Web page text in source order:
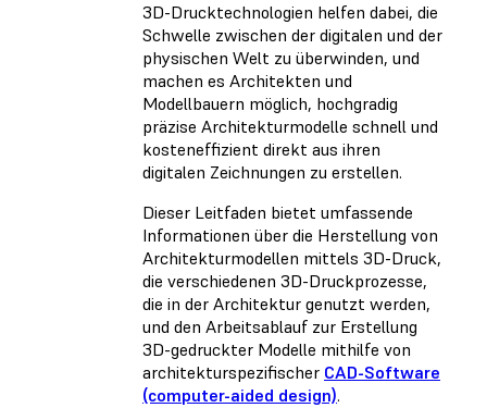
3D-Drucktechnologien helfen dabei, die
Schwelle zwischen der digitalen und der
physischen Welt zu überwinden, und
machen es Architekten und
Modellbauern möglich, hochgradig
präzise Architekturmodelle schnell und
kosteneffizient direkt aus ihren
digitalen Zeichnungen zu erstellen.
Dieser Leitfaden bietet umfassende
Informationen über die Herstellung von
Architekturmodellen mittels 3D-Druck,
die verschiedenen 3D-Druckprozesse,
die in der Architektur genutzt werden,
und den Arbeitsablauf zur Erstellung
3D-gedruckter Modelle mithilfe von
architekturspezifischer CAD-Software
(computer-aided design).